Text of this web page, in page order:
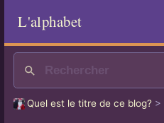
L'alphabet
Quel est le titre de ce blog?>